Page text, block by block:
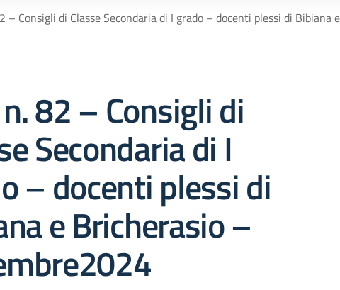
– Consigli di Classe Secondaria di I grado – docenti plessi di
82 – Consigli di
Secondaria di I
– docenti plessi di
e Bricherasio –